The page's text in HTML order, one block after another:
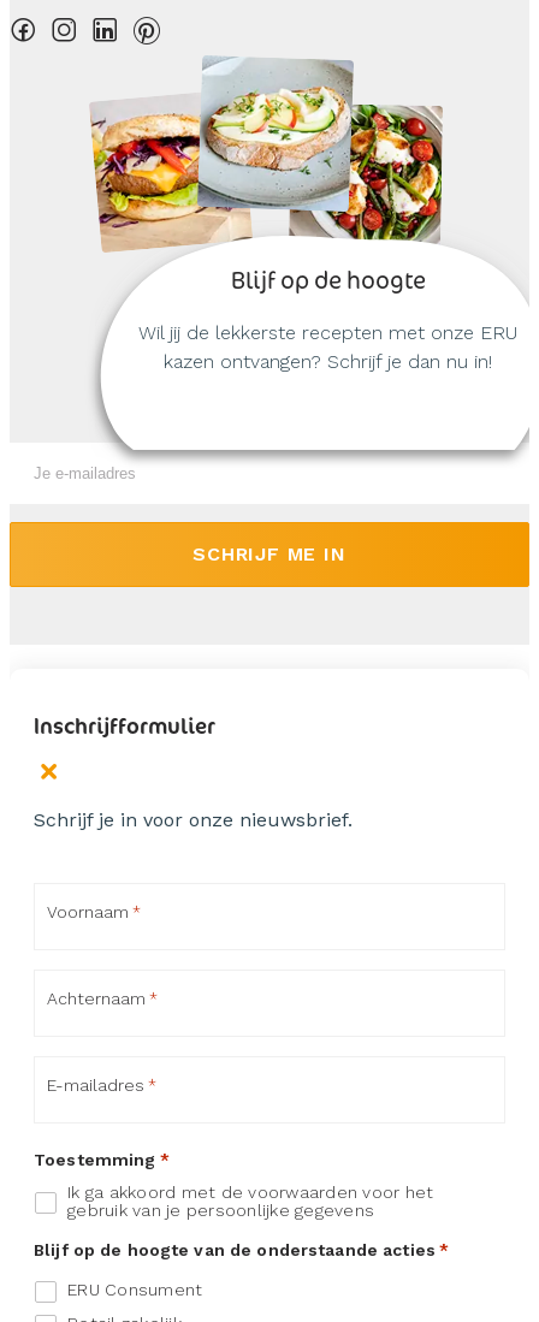
Blijf op de hoogte
Wil jij de lekkerste recepten met onze ERU
kazen ontvangen? Schrijf je dan nu in!
SCHRIJF ME IN
Inschrijfformulier
Schrijf je in voor onze nieuwsbrief.
Voornaam *
Achternaam *
E-mailadres *
Toestemming *
Ik ga akkoord met de voorwaarden voor het
gebruik van je persoonlijke gegevens
Blijf op de hoogte van de onderstaande acties *
ERU Consument